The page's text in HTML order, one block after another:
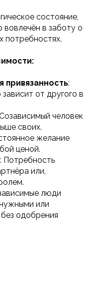
состояние,
вовлечён в заботу о
потребностях.
привязанность:
от другого в
человек
своих.
желание
ценой.
: Потребность
или,
люди
или
одобрения